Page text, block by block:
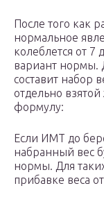
После того как
нормальное
колеблется от 7
вариант нормы.
составит набор
отдельно
формулу:
Если ИМТ до
набранный вес
нормы. Для
прибавке веса